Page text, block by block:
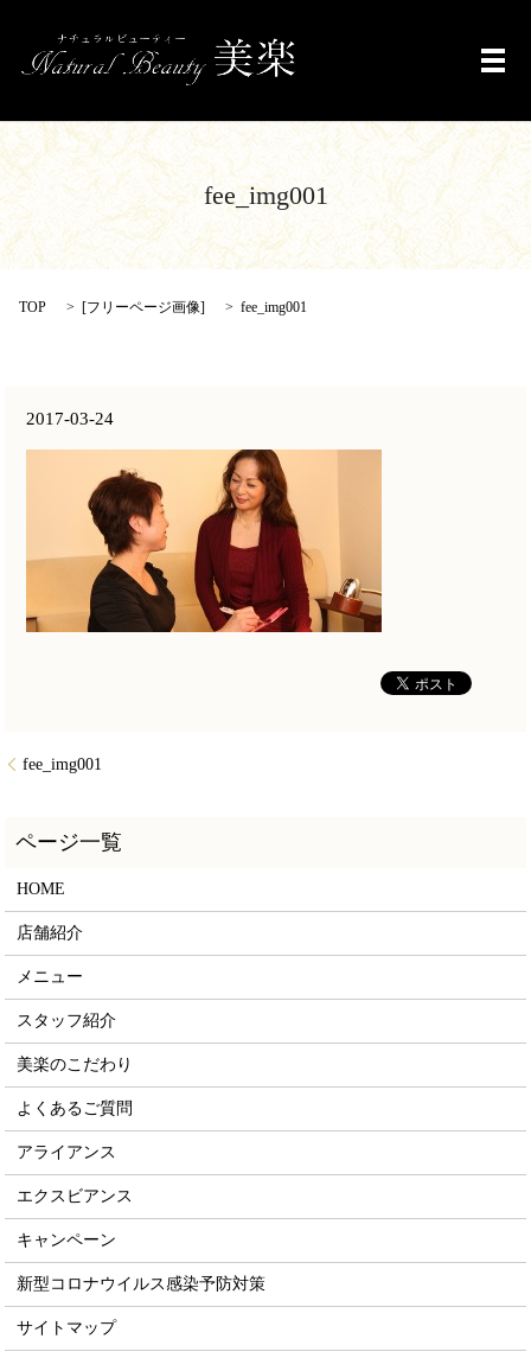
メ
fee_img001
TOP [フリーページ画像] fee_img001
2017-03-24
fee_img001
HOME
店舗紹介
メニュー
スタッフ紹介
美楽のこだわり
よくあるご質問
アライアンス
エクスビアンス
キャンペーン
新型コロナウイルス感染予防対策
サイトマップ